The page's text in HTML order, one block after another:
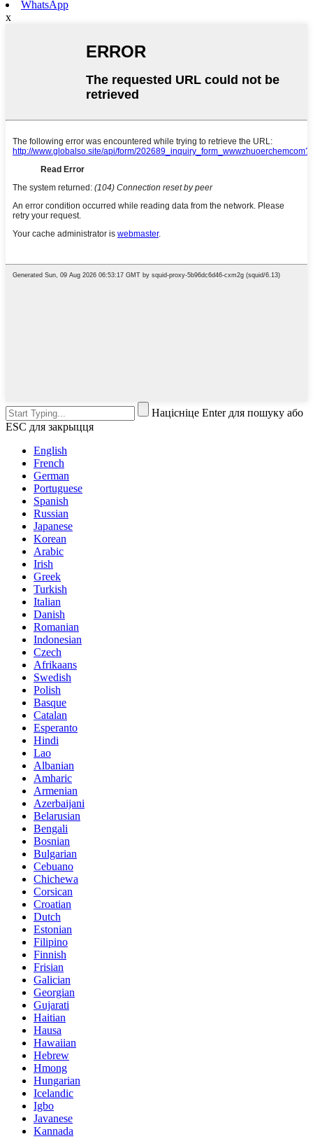
WhatsApp
x
Націсніце Enter для пошуку або
ESC для закрыцця
English
French
German
Portuguese
Spanish
Russian
Japanese
Korean
Arabic
Irish
Greek
Turkish
Italian
Danish
Romanian
Indonesian
Czech
Afrikaans
Swedish
Polish
Basque
Catalan
Esperanto
Hindi
Lao
Albanian
Amharic
Armenian
Azerbaijani
Belarusian
Bengali
Bosnian
Bulgarian
Cebuano
Chichewa
Corsican
Croatian
Dutch
Estonian
Filipino
Finnish
Frisian
Galician
Georgian
Gujarati
Haitian
Hausa
Hawaiian
Hebrew
Hmong
Hungarian
Icelandic
Igbo
Javanese
Kannada